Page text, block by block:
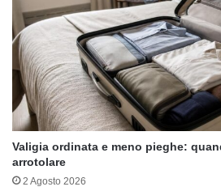
Valigia ordinata e meno pieghe:
arrotolare
2 Agosto 2026